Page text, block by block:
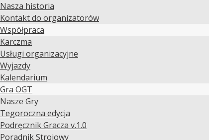
Nasza historia
Kontakt do organizatorów
Współpraca
Karczma
Usługi organizacyjne
Wyjazdy
Kalendarium
Gra OGT
Nasze Gry
Tegoroczna edycja
Podręcznik Gracza v.1.0
Poradnik Strojowy